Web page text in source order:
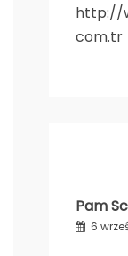
http://
com.tr
Pam
6